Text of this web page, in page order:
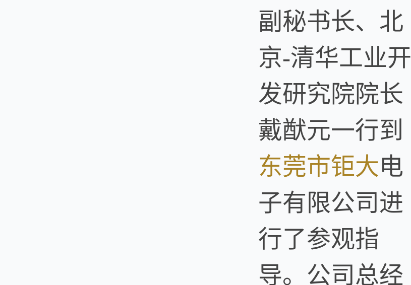
副秘书长、北
京-清华工业开
发研究院院长
戴猷元一行到
东莞市钜大电
子有限公司进
行了参观指
导。公司总经